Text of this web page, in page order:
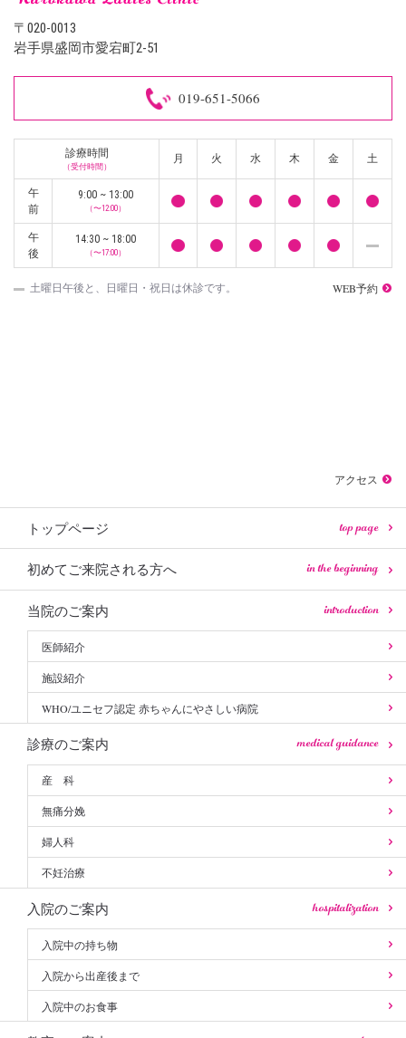
〒020-0013
岩手県盛岡市愛宕町2-51
019-651-5066
診療時間
（受付時間）
月 火 水 木 金 土
午
前
9:00 ~ 13:00
（〜12:00）
午
後
14:30 ~ 18:00
（〜17:00）
土曜日午後と、日曜日・祝日は休診です。 WEB予約
アクセス
トップページ top page
初めてご来院される方へ in the beginning
当院のご案内 introduction
医師紹介
施設紹介
WHO/ユニセフ認定 赤ちゃんにやさしい病院
診療のご案内 medical guidance
産 科
無痛分娩
婦人科
不妊治療
入院のご案内 hospitalization
入院中の持ち物
入院から出産後まで
入院中のお食事